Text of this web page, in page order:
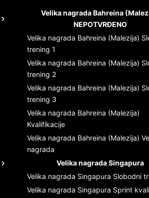
Velika nagrada Bahreina
NEPOTVRĐENO
Velika nagrada Bahreina (Malezija)
trening 1
Velika nagrada Bahreina (Malezija)
trening 2
Velika nagrada Bahreina (Malezija)
trening 3
Velika nagrada Bahreina (Malezija)
Kvalifikacije
Velika nagrada Bahreina (Malezija)
nagrada
Velika nagrada Singapura
Velika nagrada Singapura Slobodni
Velika nagrada Singapura Sprint